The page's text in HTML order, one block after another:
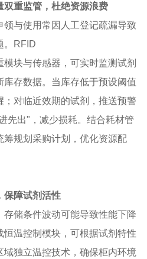
双重监管，杜绝资源浪费
与使用常因人工登记疏漏导致
。RFID
块与传感器，可实时监测试剂
存数据。当库存低于预设阈值
对临近效期的试剂，推送预警
先出"，减少损耗。结合耗材管
规划采购计划，优化资源配
保障试剂活性
储条件波动可能导致性能下降
温控制模块，可根据试剂特性
独立温控技术，确保柜内环境